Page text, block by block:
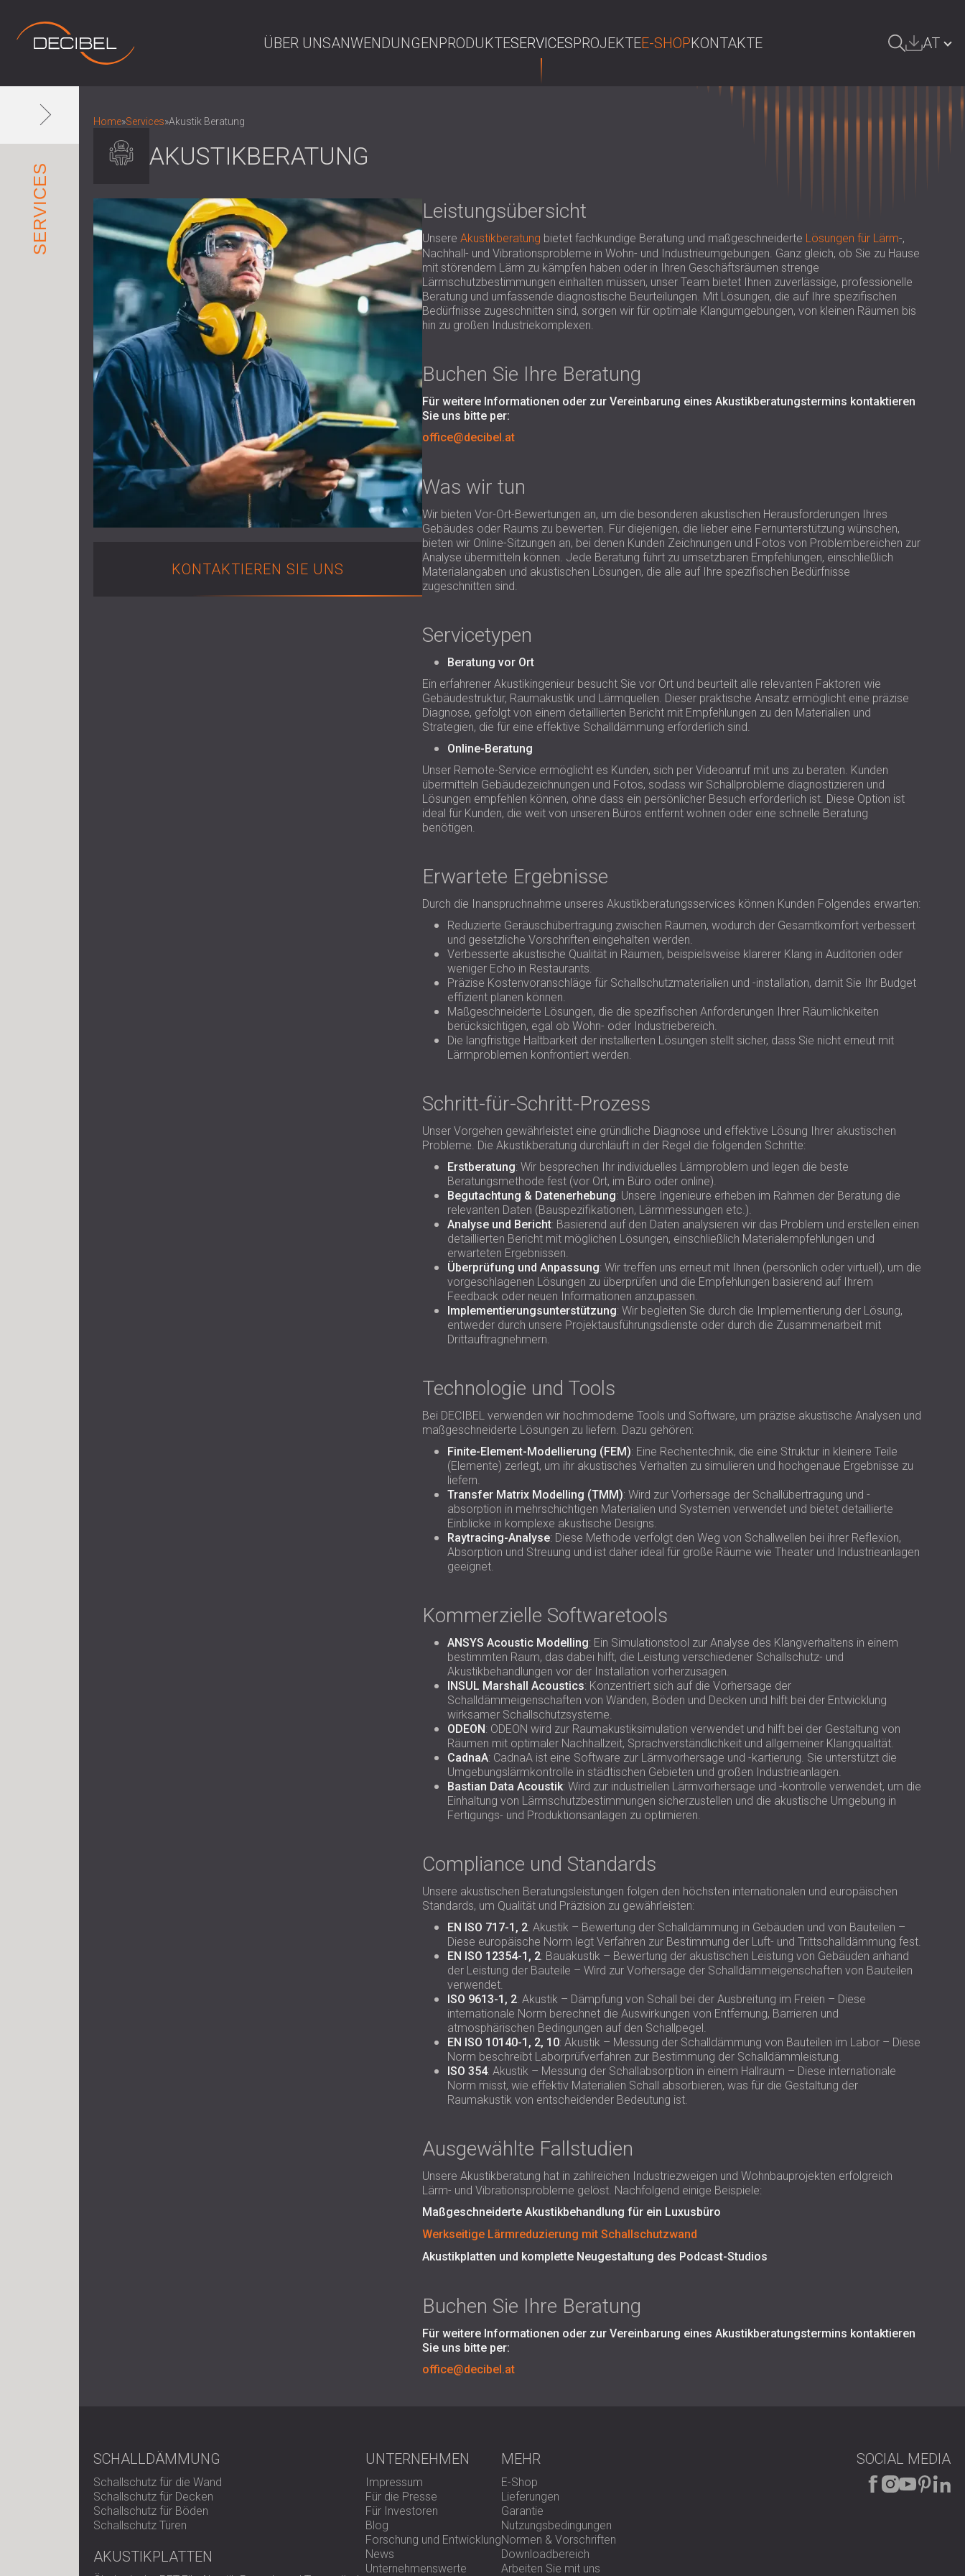
ÜBER UNSANWENDUNGENPRODUKTESERVICESPROJEKTEE-SHOPKONTAKTE AT
POLAND | PL
РОССИЯ | RU
SERVICES
Home»Services»Akustik Beratung
AKUSTIKBERATUNG
KONTAKTIEREN SIE UNS
Leistungsübersicht
Unsere Akustikberatung bietet fachkundige Beratung und maßgeschneiderte Lösungen für Lärm-,
Nachhall- und Vibrationsprobleme in Wohn- und Industrieumgebungen. Ganz gleich, ob Sie zu Hause
mit störendem Lärm zu kämpfen haben oder in Ihren Geschäftsräumen strenge
Lärmschutzbestimmungen einhalten müssen, unser Team bietet Ihnen zuverlässige, professionelle
Beratung und umfassende diagnostische Beurteilungen. Mit Lösungen, die auf Ihre spezifischen
Bedürfnisse zugeschnitten sind, sorgen wir für optimale Klangumgebungen, von kleinen Räumen bis
hin zu großen Industriekomplexen.
Buchen Sie Ihre Beratung
Für weitere Informationen oder zur Vereinbarung eines Akustikberatungstermins kontaktieren
Sie uns bitte per:
office@decibel.at
Was wir tun
Wir bieten Vor-Ort-Bewertungen an, um die besonderen akustischen Herausforderungen Ihres
Gebäudes oder Raums zu bewerten. Für diejenigen, die lieber eine Fernunterstützung wünschen,
bieten wir Online-Sitzungen an, bei denen Kunden Zeichnungen und Fotos von Problembereichen zur
Analyse übermitteln können. Jede Beratung führt zu umsetzbaren Empfehlungen, einschließlich
Materialangaben und akustischen Lösungen, die alle auf Ihre spezifischen Bedürfnisse
zugeschnitten sind.
Servicetypen
Beratung vor Ort
Ein erfahrener Akustikingenieur besucht Sie vor Ort und beurteilt alle relevanten Faktoren wie
Gebäudestruktur, Raumakustik und Lärmquellen. Dieser praktische Ansatz ermöglicht eine präzise
Diagnose, gefolgt von einem detaillierten Bericht mit Empfehlungen zu den Materialien und
Strategien, die für eine effektive Schalldämmung erforderlich sind.
Online-Beratung
Unser Remote-Service ermöglicht es Kunden, sich per Videoanruf mit uns zu beraten. Kunden
übermitteln Gebäudezeichnungen und Fotos, sodass wir Schallprobleme diagnostizieren und
Lösungen empfehlen können, ohne dass ein persönlicher Besuch erforderlich ist. Diese Option ist
ideal für Kunden, die weit von unseren Büros entfernt wohnen oder eine schnelle Beratung
benötigen.
Erwartete Ergebnisse
Durch die Inanspruchnahme unseres Akustikberatungsservices können Kunden Folgendes erwarten:
Reduzierte Geräuschübertragung zwischen Räumen, wodurch der Gesamtkomfort verbessert
und gesetzliche Vorschriften eingehalten werden.
Verbesserte akustische Qualität in Räumen, beispielsweise klarerer Klang in Auditorien oder
weniger Echo in Restaurants.
Präzise Kostenvoranschläge für Schallschutzmaterialien und -installation, damit Sie Ihr Budget
effizient planen können.
Maßgeschneiderte Lösungen, die die spezifischen Anforderungen Ihrer Räumlichkeiten
berücksichtigen, egal ob Wohn- oder Industriebereich.
Die langfristige Haltbarkeit der installierten Lösungen stellt sicher, dass Sie nicht erneut mit
Lärmproblemen konfrontiert werden.
Schritt-für-Schritt-Prozess
Unser Vorgehen gewährleistet eine gründliche Diagnose und effektive Lösung Ihrer akustischen
Probleme. Die Akustikberatung durchläuft in der Regel die folgenden Schritte:
Erstberatung: Wir besprechen Ihr individuelles Lärmproblem und legen die beste
Beratungsmethode fest (vor Ort, im Büro oder online).
Begutachtung & Datenerhebung: Unsere Ingenieure erheben im Rahmen der Beratung die
relevanten Daten (Bauspezifikationen, Lärmmessungen etc.).
Analyse und Bericht: Basierend auf den Daten analysieren wir das Problem und erstellen einen
detaillierten Bericht mit möglichen Lösungen, einschließlich Materialempfehlungen und
erwarteten Ergebnissen.
Überprüfung und Anpassung: Wir treffen uns erneut mit Ihnen (persönlich oder virtuell), um die
vorgeschlagenen Lösungen zu überprüfen und die Empfehlungen basierend auf Ihrem
Feedback oder neuen Informationen anzupassen.
Implementierungsunterstützung: Wir begleiten Sie durch die Implementierung der Lösung,
entweder durch unsere Projektausführungsdienste oder durch die Zusammenarbeit mit
Drittauftragnehmern.
Technologie und Tools
Bei DECIBEL verwenden wir hochmoderne Tools und Software, um präzise akustische Analysen und
maßgeschneiderte Lösungen zu liefern. Dazu gehören:
Finite-Element-Modellierung (FEM): Eine Rechentechnik, die eine Struktur in kleinere Teile
(Elemente) zerlegt, um ihr akustisches Verhalten zu simulieren und hochgenaue Ergebnisse zu
liefern.
Transfer Matrix Modelling (TMM): Wird zur Vorhersage der Schallübertragung und -
absorption in mehrschichtigen Materialien und Systemen verwendet und bietet detaillierte
Einblicke in komplexe akustische Designs.
Raytracing-Analyse: Diese Methode verfolgt den Weg von Schallwellen bei ihrer Reflexion,
Absorption und Streuung und ist daher ideal für große Räume wie Theater und Industrieanlagen
geeignet.
Kommerzielle Softwaretools
ANSYS Acoustic Modelling: Ein Simulationstool zur Analyse des Klangverhaltens in einem
bestimmten Raum, das dabei hilft, die Leistung verschiedener Schallschutz- und
Akustikbehandlungen vor der Installation vorherzusagen.
INSUL Marshall Acoustics: Konzentriert sich auf die Vorhersage der
Schalldämmeigenschaften von Wänden, Böden und Decken und hilft bei der Entwicklung
wirksamer Schallschutzsysteme.
ODEON: ODEON wird zur Raumakustiksimulation verwendet und hilft bei der Gestaltung von
Räumen mit optimaler Nachhallzeit, Sprachverständlichkeit und allgemeiner Klangqualität.
CadnaA: CadnaA ist eine Software zur Lärmvorhersage und -kartierung. Sie unterstützt die
Umgebungslärmkontrolle in städtischen Gebieten und großen Industrieanlagen.
Bastian Data Acoustik: Wird zur industriellen Lärmvorhersage und -kontrolle verwendet, um die
Einhaltung von Lärmschutzbestimmungen sicherzustellen und die akustische Umgebung in
Fertigungs- und Produktionsanlagen zu optimieren.
Compliance und Standards
Unsere akustischen Beratungsleistungen folgen den höchsten internationalen und europäischen
Standards, um Qualität und Präzision zu gewährleisten:
EN ISO 717-1, 2: Akustik – Bewertung der Schalldämmung in Gebäuden und von Bauteilen –
Diese europäische Norm legt Verfahren zur Bestimmung der Luft- und Trittschalldämmung fest.
EN ISO 12354-1, 2: Bauakustik – Bewertung der akustischen Leistung von Gebäuden anhand
der Leistung der Bauteile – Wird zur Vorhersage der Schalldämmeigenschaften von Bauteilen
verwendet.
ISO 9613-1, 2: Akustik – Dämpfung von Schall bei der Ausbreitung im Freien – Diese
internationale Norm berechnet die Auswirkungen von Entfernung, Barrieren und
atmosphärischen Bedingungen auf den Schallpegel.
EN ISO 10140-1, 2, 10: Akustik – Messung der Schalldämmung von Bauteilen im Labor – Diese
Norm beschreibt Laborprüfverfahren zur Bestimmung der Schalldämmleistung.
ISO 354: Akustik – Messung der Schallabsorption in einem Hallraum – Diese internationale
Norm misst, wie effektiv Materialien Schall absorbieren, was für die Gestaltung der
Raumakustik von entscheidender Bedeutung ist.
Ausgewählte Fallstudien
Unsere Akustikberatung hat in zahlreichen Industriezweigen und Wohnbauprojekten erfolgreich
Lärm- und Vibrationsprobleme gelöst. Nachfolgend einige Beispiele:
Maßgeschneiderte Akustikbehandlung für ein Luxusbüro
Werkseitige Lärmreduzierung mit Schallschutzwand
Akustikplatten und komplette Neugestaltung des Podcast-Studios
Buchen Sie Ihre Beratung
Für weitere Informationen oder zur Vereinbarung eines Akustikberatungstermins kontaktieren
Sie uns bitte per:
office@decibel.at
SCHALLDÄMMUNG
Schallschutz für die Wand
Schallschutz für Decken
Schallschutz für Böden
Schallschutz Türen
AKUSTIKPLATTEN
UNTERNEHMEN
Impressum
Für die Presse
Für Investoren
Blog
Forschung und Entwicklung
News
Unternehmenswerte
MEHR
E-Shop
Lieferungen
Garantie
Nutzungsbedingungen
Normen & Vorschriften
Downloadbereich
Arbeiten Sie mit uns
SOCIAL MEDIA